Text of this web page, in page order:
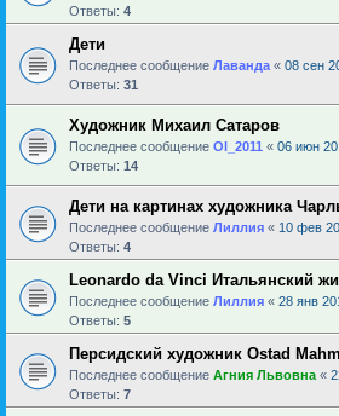
Ответы: 4
Дети
Последнее сообщение Лаванда « 08 сен
Ответы: 31
Художник Михаил Сатаров
Последнее сообщение Ol_2011 « 06 июн
Ответы: 14
Дети на картинах художника
Последнее сообщение Лиллия « 10 фев
Ответы: 4
Leonardo da Vinci Итальянский
Последнее сообщение Лиллия « 28 янв
Ответы: 5
Персидский художник Ostad
Последнее сообщение Агния Львовна «
Ответы: 7